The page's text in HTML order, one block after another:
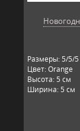
Размеры: 5/5/5
Цвет: Orange
Высота: 5 см
Ширина: 5 см